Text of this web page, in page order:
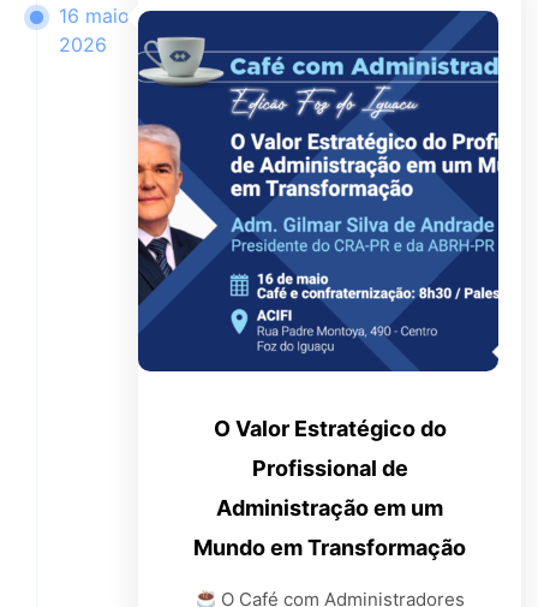
16 maio
2026
O Valor Estratégico do
Profissional de
Administração em um
Mundo em Transformação
O Café com Administradores